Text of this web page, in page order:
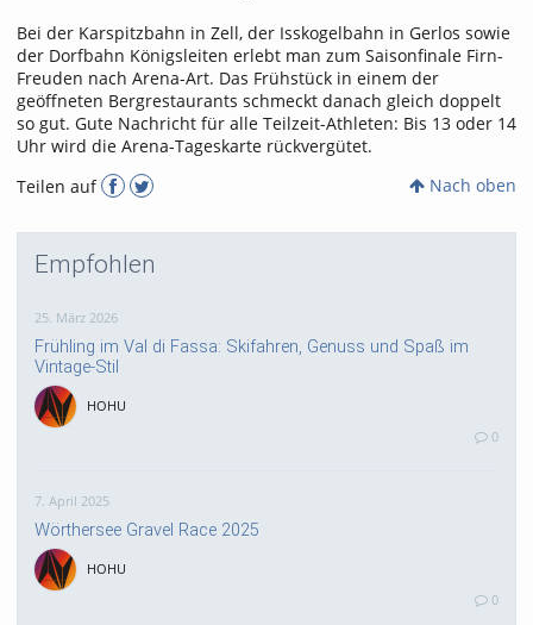
Bei der Karspitzbahn in Zell, der Isskogelbahn in Gerlos sowie
der Dorfbahn Königsleiten erlebt man zum Saisonfinale Firn-
Freuden nach Arena-Art. Das Frühstück in einem der
geöffneten Bergrestaurants schmeckt danach gleich doppelt
so gut. Gute Nachricht für alle Teilzeit-Athleten: Bis 13 oder 14
Uhr wird die Arena-Tageskarte rückvergütet.
Teilen auf
Nach oben
Empfohlen
25. März 2026
Frühling im Val di Fassa: Skifahren, Genuss und Spaß im
Vintage-Stil
HOHU
0
7. April 2025
Wörthersee Gravel Race 2025
HOHU
0